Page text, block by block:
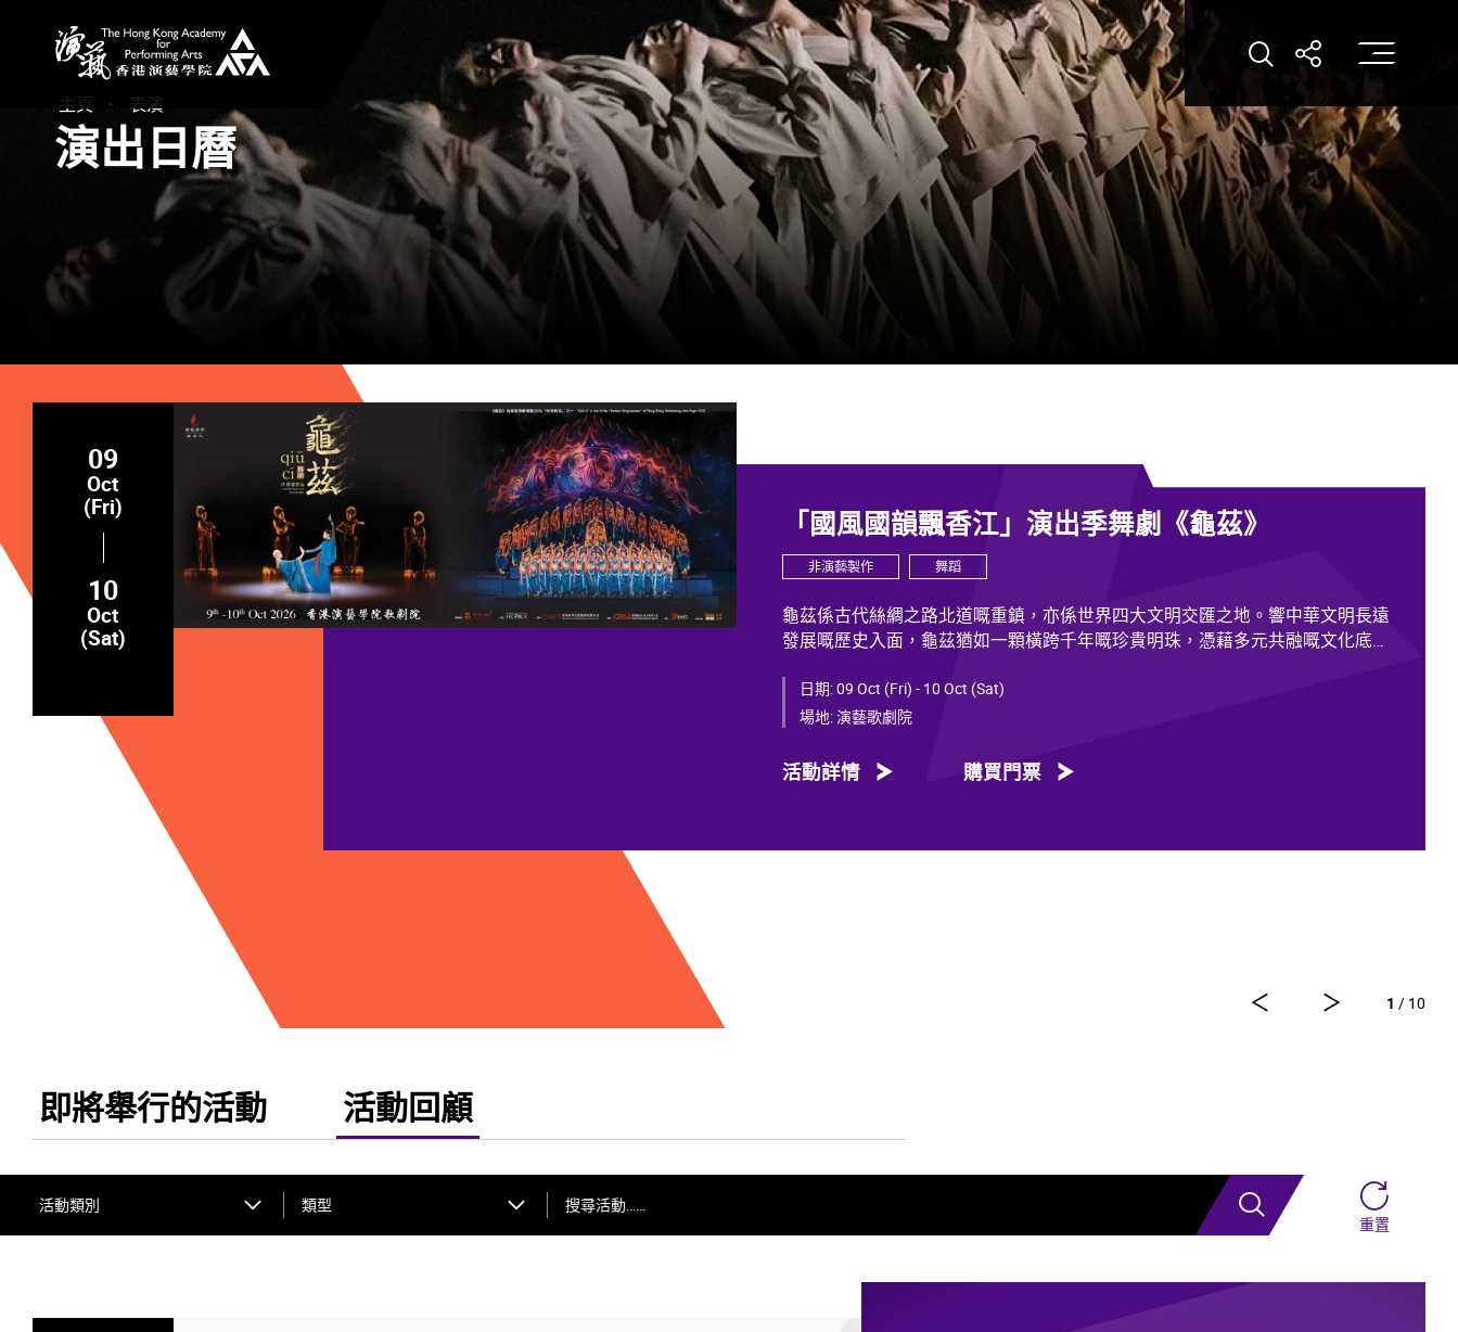
打開搜索打開分享打
主頁 表演
演出日曆
09
Oct
(Fri)
10
Oct
(Sat)
「國風國韻飄香江」演出季舞劇《龜茲》
非演藝製作 舞蹈
龜茲係古代絲綢之路北道嘅重鎮，亦係世界四大文明交匯之地。響中華文明長遠
發展嘅歷史入面，龜茲猶如一顆橫跨千年嘅珍貴明珠，憑藉多元共融嘅文化底
千年以來，龜茲文化承載住歷代各族人士嘅足跡同情誼。無論係石窟壁畫當中身
各族交融共生、彼此相融嘅關係，既是新疆歷史文化嘅真實寫照，亦印證咗中華
文明多元一體嘅發展特質。舞劇《龜茲》就沿住呢段歷史足跡創作，透過鳩摩羅
型設計徐彬同道具設計雷鵬等一眾內地資深藝術家。今次演出陣容，以新疆藝術
劇院歌舞團同新疆師範大學年輕舞者為骨幹，聯同內地出色嘅青年舞蹈家同台演
日期:09 Oct (Fri) - 10 Oct (Sat)
場地:演藝歌劇院
活動詳情 購買門票
1 / 10
即將舉行的活動 活動回顧
活動類別 類型
搜尋活動…… 搜索
重置